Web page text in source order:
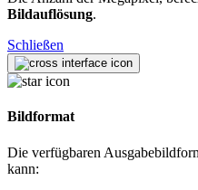
Bildauflösung.
Schließen
Bildformat
Die verfügbaren
kann: